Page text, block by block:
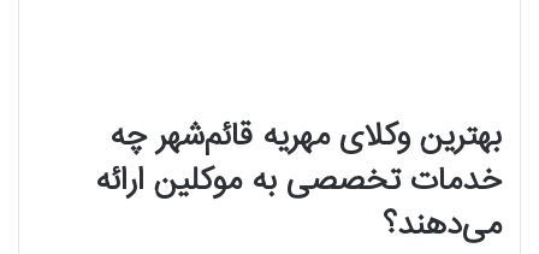
بهترین وکلای مهریه قائم‌شهر چه
خدمات تخصصی به موکلین ارائه
می‌دهند؟